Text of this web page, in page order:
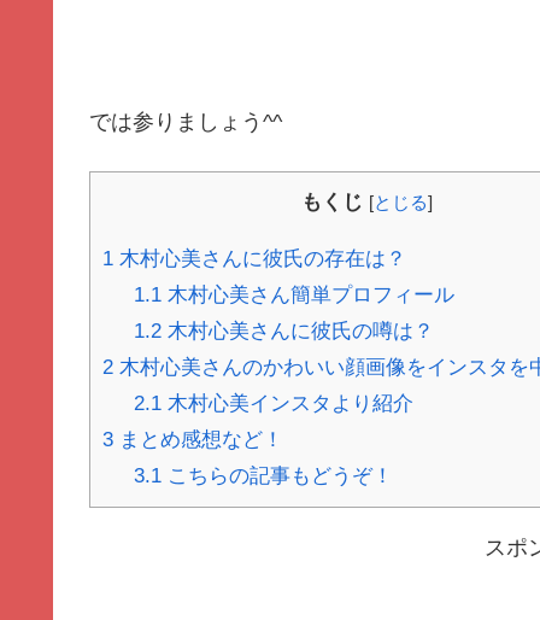
では参りましょう^^
もくじ [とじる]
1 木村心美さんに彼氏の存在は？
1.1木村心美さん簡単プロフィール
1.2木村心美さんに彼氏の噂は？
2 木村心美さんのかわいい顔画像をインスタを
2.1木村心美インスタより紹介
3 まとめ感想など！
3.1こちらの記事もどうぞ！
スポ